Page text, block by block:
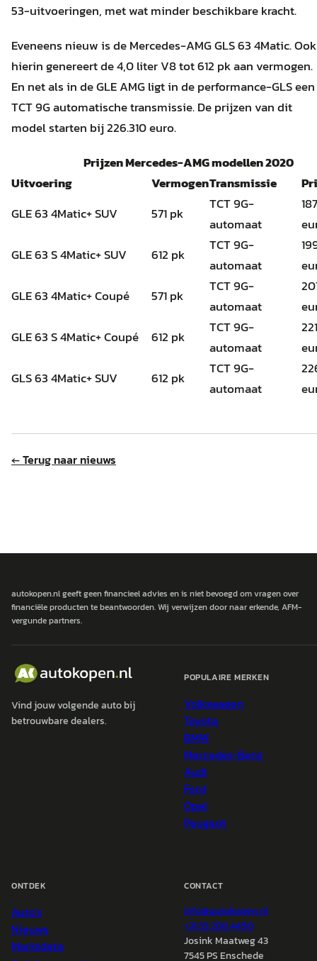
53-uitvoeringen, met wat minder beschikbare kracht.
Eveneens nieuw is de Mercedes-AMG GLS 63 4Matic. Ook
hierin genereert de 4,0 liter V8 tot 612 pk aan vermogen.
En net als in de GLE AMG ligt in de performance-GLS een
TCT 9G automatische transmissie. De prijzen van dit
model starten bij 226.310 euro.
Prijzen Mercedes-AMG modellen 2020
Uitvoering
VermogenTransmissie
GLE 63 4Matic+ SUV
571 pk
TCT 9G-
automaat
GLE 63 S 4Matic+ SUV
612 pk
TCT 9G-
automaat
GLE 63 4Matic+ Coupé
571 pk
TCT 9G-
automaat
GLE 63 S 4Matic+ Coupé
612 pk
TCT 9G-
automaat
GLS 63 4Matic+ SUV
612 pk
TCT 9G-
automaat
← Terug naar nieuws
autokopen.nl geeft geen financieel advies en is niet bevoegd om vragen over
financiële producten te beantwoorden. Wij verwijzen door naar erkende, AFM-
vergunde partners.
Vind jouw volgende auto bij
betrouwbare dealers.
POPULAIRE MERKEN
Volkswagen
Toyota
BMW
Mercedes-Benz
Audi
Ford
Opel
Peugeot
ONTDEK
Auto's
Nieuws
Marktdata
CONTACT
info@autokopen.nl
+31 53 208 4490
Josink Maatweg 43
7545 PS Enschede